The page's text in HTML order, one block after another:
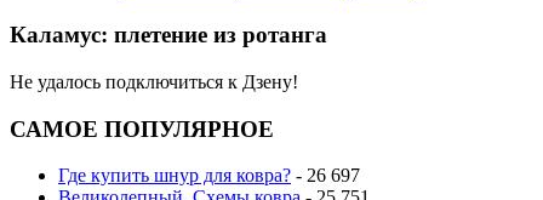
Каламус: плетение из ротанга
Не удалось подключиться к Дзену!
САМОЕ ПОПУЛЯРНОЕ
Где купить шнур для ковра? - 26 697